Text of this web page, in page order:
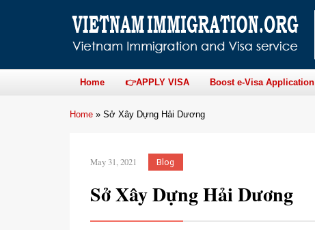
Home 👉APPLY VISA Boost e-Visa Application
Home » Sở Xây Dựng Hải Dương
May 31, 2021 Blog
Sở Xây Dựng Hải Dương